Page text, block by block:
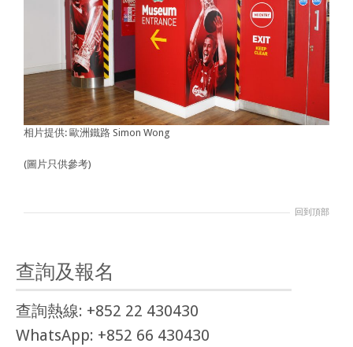
相片提供: 歐洲鐵路 Simon Wong
(圖片只供參考)
回到頂部
查詢及報名
查詢熱線: +852 22 430430
WhatsApp: +852 66 430430